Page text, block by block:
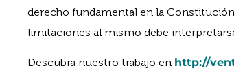
derecho fundamental en la
limitaciones al mismo debe
Descubra nuestro trabajo en http://